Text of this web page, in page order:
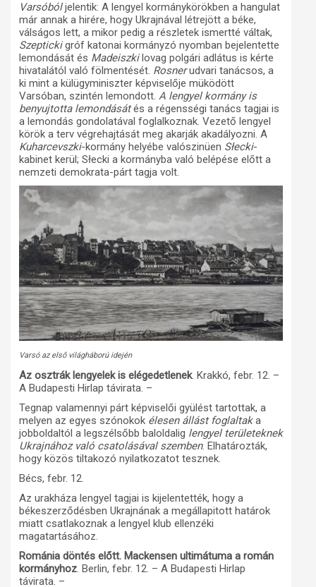
Varsóbóljelentik: A lengyel kormánykörökben a hangulat
már annak a hirére, hogy Ukrajnával létrejött a béke,
válságos lett, a mikor pedig a részletek ismertté váltak,
Szeptickigróf katonai kormányzó nyomban bejelentette
lemondását és Madeiszkilovag polgári adlátus is kérte
hivatalától való fölmentését. Rosnerudvari tanácsos, a
ki mint a külügyminiszter képviselője müködött
Varsóban, szintén lemondott. A lengyel kormány is
benyujtotta lemondásátés a régensségi tanács tagjai is
a lemondás gondolatával foglalkoznak. Vezető lengyel
körök a terv végrehajtását meg akarják akadályozni. A
Kuharcevszki-kormány helyébe valószinüen Słecki-
kabinet kerül; Słecki a kormányba való belépése előtt a
nemzeti demokrata-párt tagja volt.
Varsó az első világháború idején
Az osztrák lengyelek is elégedetlenek. Krakkó, febr. 12. –
A Budapesti Hirlap távirata. –
Tegnap valamennyi párt képviselői gyülést tartottak, a
melyen az egyes szónokok élesen állást foglaltaka
jobboldaltól a legszélsőbb baloldalig lengyel területeknek
Ukrajnához való csatolásával szemben. Elhatározták,
hogy közös tiltakozó nyilatkozatot tesznek.
Bécs, febr. 12.
Az urakháza lengyel tagjai is kijelentették, hogy a
békeszerződésben Ukrajnának a megállapitott határok
miatt csatlakoznak a lengyel klub ellenzéki
magatartásához.
Románia döntés előtt. Mackensen ultimátuma a román
kormányhoz. Berlin, febr. 12. – A Budapesti Hirlap
távirata. –